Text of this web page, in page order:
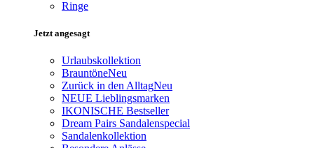
Ringe
Jetzt angesagt
Urlaubskollektion
BrauntöneNeu
Zurück in den AlltagNeu
NEUE Lieblingsmarken
IKONISCHE Bestseller
Dream Pairs Sandalenspecial
Sandalenkollektion